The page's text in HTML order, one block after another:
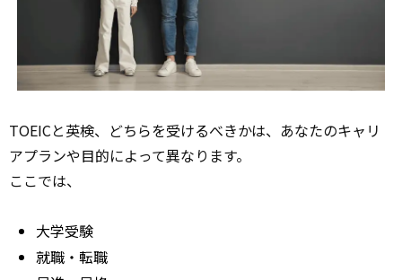
TOEICと英検、どちらを受けるべきかは、あなたのキャリ
アプランや目的によって異なります。
ここでは、
大学受験
就職・転職